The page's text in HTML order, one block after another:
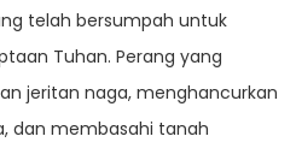
telah bersumpah untuk
Tuhan. Perang yang
jeritan naga, menghancurkan
dan membasahi tanah